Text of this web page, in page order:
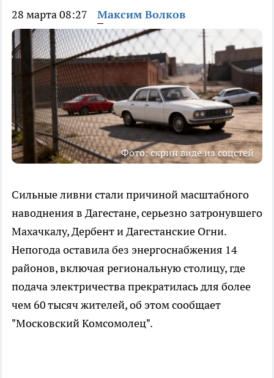
28 марта 08:27 Максим Волков
Фото: скрин виде из соцстей
Сильные ливни стали причиной масштабного
наводнения в Дагестане, серьезно затронувшего
Махачкалу, Дербент и Дагестанские Огни.
Непогода оставила без энергоснабжения 14
районов, включая региональную столицу, где
подача электричества прекратилась для более
чем 60 тысяч жителей, об этом сообщает
"Московский Комсомолец".